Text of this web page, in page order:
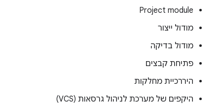
Project module
מודול ייצור
מודול בדיקה
פתיחת קבצים
היררכיית מחלקות
היקפים של מערכת לניהול גרסאות (VCS)